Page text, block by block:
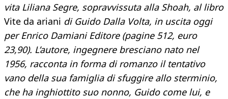
vita Liliana Segre, sopravvissuta alla Shoah, al libro
Vite da ariani di Guido Dalla Volta, in uscita oggi
per Enrico Damiani Editore (pagine 512, euro
23,90). L’autore, ingegnere bresciano nato nel
1956, racconta in forma di romanzo il tentativo
vano della sua famiglia di sfuggire allo sterminio,
che ha inghiottito suo nonno, Guido come lui, e